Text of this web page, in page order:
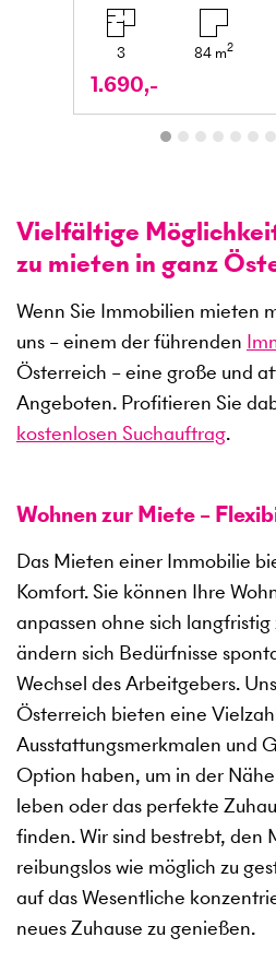
3 84m2
1.690,-
Vielfältige
zu mieten in ganz
Wenn Sie Immobilien mieten
uns – einem der führenden
Österreich – eine große und
Angeboten. Profitieren Sie
kostenlosen Suchauftrag.
Wohnen zur Miete –
Das Mieten einer Immobilie
Komfort. Sie können Ihre
anpassen ohne sich
ändern sich Bedürfnisse
Wechsel des Arbeitgebers.
Österreich bieten eine
Ausstattungsmerkmalen und
Option haben, um in der
leben oder das perfekte
finden. Wir sind bestrebt, den
reibungslos wie möglich zu
auf das Wesentliche
neues Zuhause zu genießen.